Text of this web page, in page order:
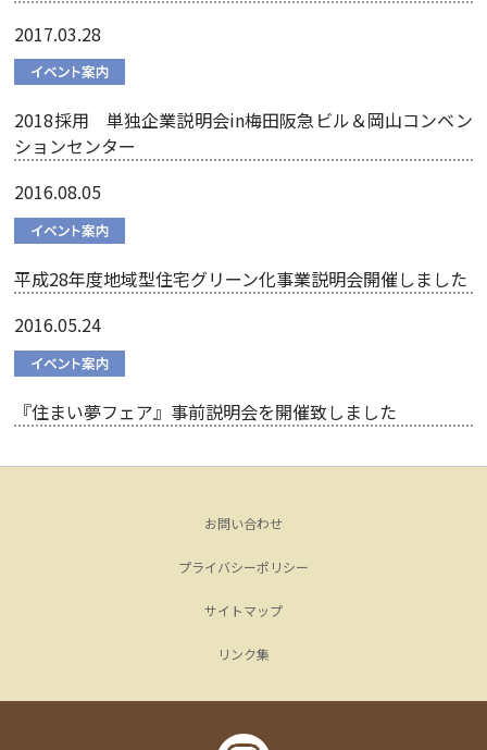
2017.03.28
2018採用 単独企業説明会in梅田阪急ビル＆岡山コンベン
ションセンター
2016.08.05
平成28年度地域型住宅グリーン化事業説明会開催しました
2016.05.24
『住まい夢フェア』事前説明会を開催致しました
お問い合わせ
プライバシーポリシー
サイトマップ
リンク集